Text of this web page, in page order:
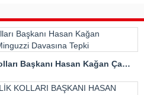
İYİ Parti Trabzon Gençlik Kolları Başkanı Hasan Kağan Çakıroğlu’ndan Mattia Ahmet Minguzzi Davasına Tepki